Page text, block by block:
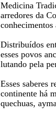
Medicina
arredores da
conhecimentos
Distribuídos
esses povos
lutando pela
Esses
continente há
quechuas,